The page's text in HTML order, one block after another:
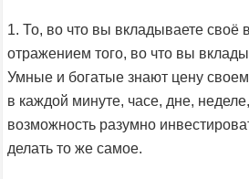
1. То, во что вы вкладываете своё
отражением того, во что вы
Умные и богатые знают цену
в каждой минуте, часе, дне,
возможность разумно
делать то же самое.